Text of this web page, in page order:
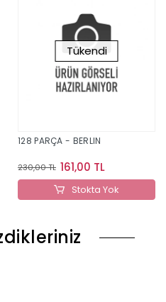
Tükendi
128 PARÇA - BERLIN
230,00 TL 161,00 TL
Stokta Yok